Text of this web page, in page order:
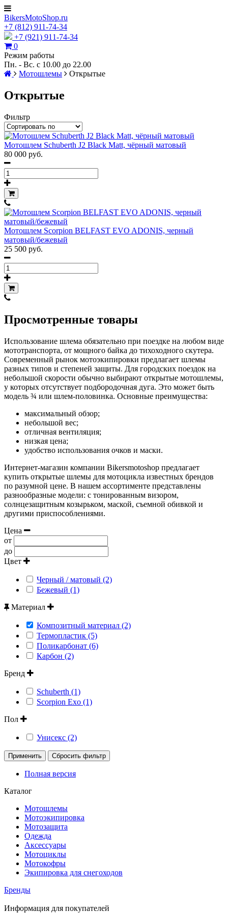
BikersMotoShop.ru
+7 (812) 911-74-34
+7 (921) 911-74-34
0
Режим работы
Пн. - Вс. с 10.00 до 22.00
Мотошлемы
Открытые
Открытые
Фильтр
Мотошлем Schuberth J2 Black Matt, чёрный матовый
80 000 руб.
Мотошлем Scorpion BELFAST EVO ADONIS, черный
матовый/бежевый
25 500 руб.
Просмотренные товары
Использование шлема обязательно при поездке на любом виде
мототранспорта, от мощного байка до тихоходного скутера.
Современный рынок мотоэкипировки предлагает шлемы
разных типов и степеней защиты. Для городских поездок на
небольшой скорости обычно выбирают открытые мотошлемы,
у которых отсутствует подбородочная дуга. Это может быть
модель ¾ или шлем-половинка. Основные преимущества:
максимальный обзор;
небольшой вес;
отличная вентиляция;
низкая цена;
удобство использования очков и маски.
Интернет-магазин компании Bikersmotoshop предлагает
купить открытые шлемы для мотоцикла известных брендов
по разумной цене. В нашем ассортименте представлены
разнообразные модели: с тонированным визором,
солнцезащитным козырьком, маской, съемной обивкой и
другими приспособлениями.
Цена
от
до
Цвет
Черный / матовый (2)
Бежевый (1)
Материал
Композитный материал (2)
Термопластик (5)
Поликарбонат (6)
Карбон (2)
Бренд
Schuberth (1)
Scorpion Exo (1)
Пол
Унисекс (2)
Применить Сбросить фильтр
Полная версия
Каталог
Мотошлемы
Мотоэкипировка
Мотозащита
Одежда
Аксессуары
Мотоциклы
Мотокофры
Экипировка для снегоходов
Бренды
Информация для покупателей